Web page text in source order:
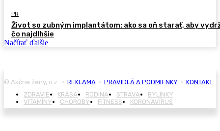
PR
Život so zubným implantátom: ako sa oň starať, aby
čo najdlhšie
Načítať ďalšie
© Akčné ženy, o.z. • REKLAMA • PRAVIDLÁ A PODMIENKY • KONTAKT
ZDRAVIE
KRÁSA RODINA STRAVA
BYLINKY
VITAMÍNY
CHOROBY FITNESS KORONAVÍRUS